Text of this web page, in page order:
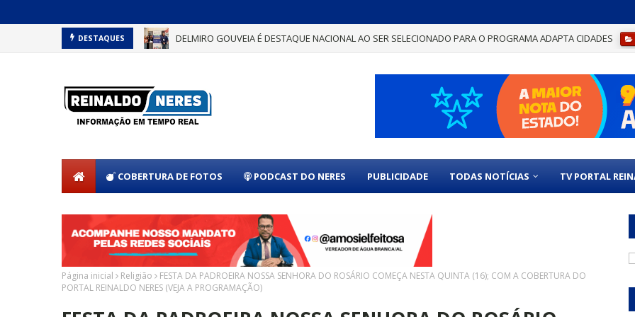
DESTAQUES DELMIRO GOUVEIA CONQUISTA SELO CAIXA GESTÃO SUSTENTÁVEL POR BOAS PRÁTICAS ADMINISTRATIVAS
COBERTURA DE FOTOS PODCAST DO NERES PUBLICIDADE TODAS NOTÍCIAS TV PORTAL
Página inicial Religião
FESTA DA PADROEIRA NOSSA SENHORA DO ROSÁRIO COMEÇA NESTA QUINTA (16); COM A COBERTURA DO
PORTAL REINALDO NERES (VEJA A PROGRAMAÇÃO)